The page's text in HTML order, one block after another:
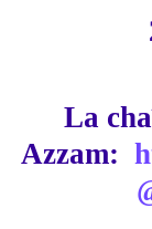
La
Azzam: